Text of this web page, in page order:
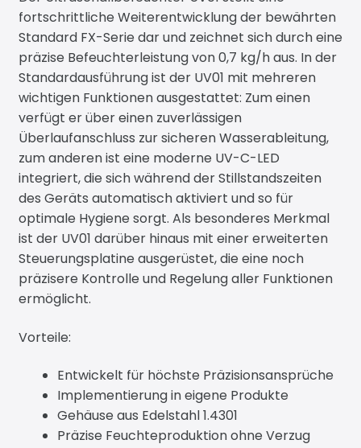
fortschrittliche Weiterentwicklung der bewährten
Standard FX-Serie dar und zeichnet sich durch eine
präzise Befeuchterleistung von 0,7 kg/h aus. In der
Standardausführung ist der UV01 mit mehreren
wichtigen Funktionen ausgestattet: Zum einen
verfügt er über einen zuverlässigen
Überlaufanschluss zur sicheren Wasserableitung,
zum anderen ist eine moderne UV-C-LED
integriert, die sich während der Stillstandszeiten
des Geräts automatisch aktiviert und so für
optimale Hygiene sorgt. Als besonderes Merkmal
ist der UV01 darüber hinaus mit einer erweiterten
Steuerungsplatine ausgerüstet, die eine noch
präzisere Kontrolle und Regelung aller Funktionen
ermöglicht.
Vorteile:
Entwickelt für höchste Präzisionsansprüche
Implementierung in eigene Produkte
Gehäuse aus Edelstahl 1.4301
Präzise Feuchteproduktion ohne Verzug